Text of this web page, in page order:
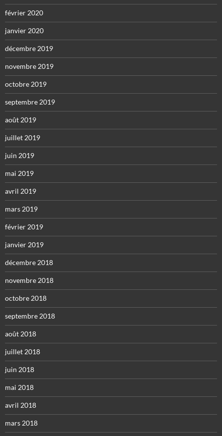
février 2020
janvier 2020
décembre 2019
novembre 2019
octobre 2019
septembre 2019
août 2019
juillet 2019
juin 2019
mai 2019
avril 2019
mars 2019
février 2019
janvier 2019
décembre 2018
novembre 2018
octobre 2018
septembre 2018
août 2018
juillet 2018
juin 2018
mai 2018
avril 2018
mars 2018